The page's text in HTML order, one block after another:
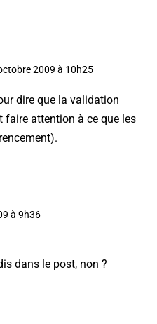
2009 à 10h25
dire que la validation
faire attention à ce que les
à 9h36
dans le post, non ?